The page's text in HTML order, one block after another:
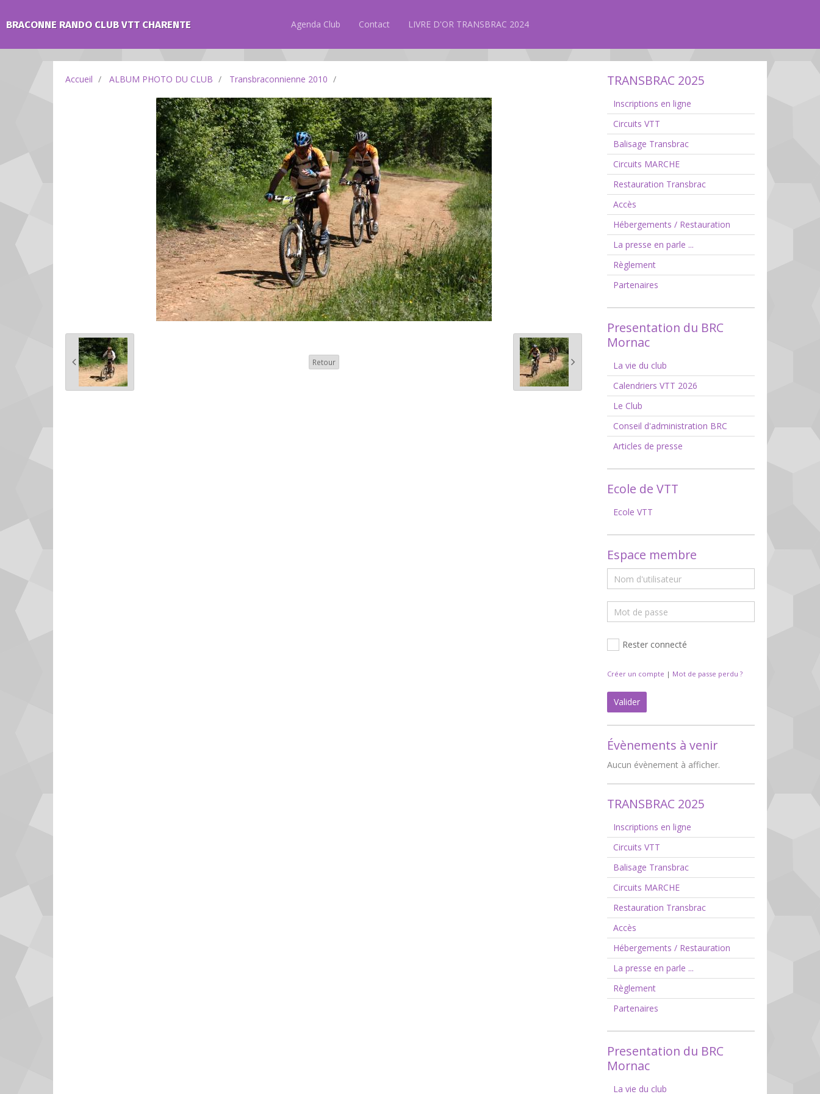
BRACONNE RANDO CLUB VTT CHARENTE Agenda Club Contact LIVRE D'OR TRANSBRAC 2024
Accueil ALBUM PHOTO DU CLUB Transbraconnienne 2010
Retour
TRANSBRAC 2025
Inscriptions en ligne
Circuits VTT
Balisage Transbrac
Circuits MARCHE
Restauration Transbrac
Accès
Hébergements / Restauration
La presse en parle ...
Règlement
Partenaires
Presentation du BRC
Mornac
La vie du club
Calendriers VTT 2026
Le Club
Conseil d'administration BRC
Articles de presse
Ecole de VTT
Ecole VTT
Espace membre
Rester connecté
Créer un compte | Mot de passe perdu ?
Valider
Évènements à venir
Aucun évènement à afficher.
TRANSBRAC 2025
Inscriptions en ligne
Circuits VTT
Balisage Transbrac
Circuits MARCHE
Restauration Transbrac
Accès
Hébergements / Restauration
La presse en parle ...
Règlement
Partenaires
Presentation du BRC
Mornac
La vie du club